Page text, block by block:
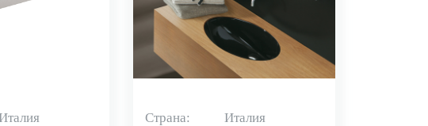
Страна:
Италия